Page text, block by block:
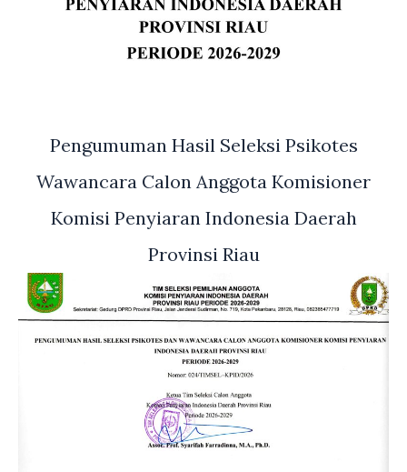
Pengumuman Hasil Seleksi Psikotes
Wawancara Calon Anggota Komisioner
Komisi Penyiaran Indonesia Daerah
Provinsi Riau